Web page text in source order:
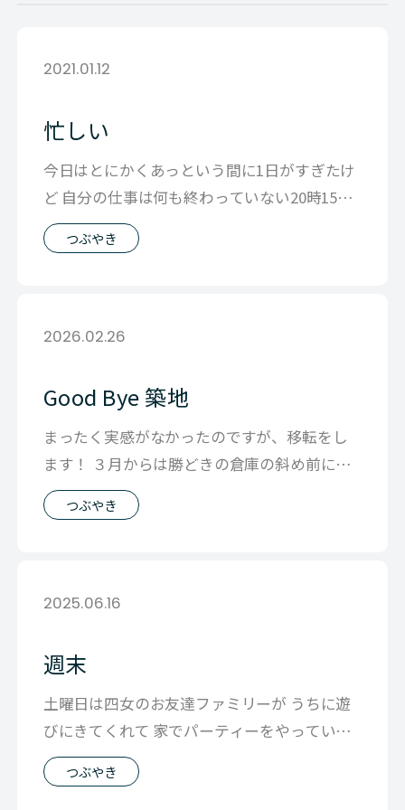
2021.01.12
忙しい
今日はとにかくあっという間に1日がすぎたけ
ど 自分の仕事は何も終わっていない20時15分
これから取り掛かります。 とほ
つぶやき
2026.02.26
Good Bye 築地
まったく実感がなかったのですが、移転をし
ます！ ３月からは勝どきの倉庫の斜め前にオ
フィス移転です。 引っ越し準備をしてい
つぶやき
2025.06.16
週末
土曜日は四女のお友達ファミリーが うちに遊
びにきてくれて 家でパーティーをやっていま
した。 ご夫婦共に帰国子女で 留学中
つぶやき